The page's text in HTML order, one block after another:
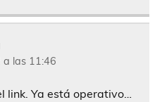
a las 11:46
link. Ya está operativo…